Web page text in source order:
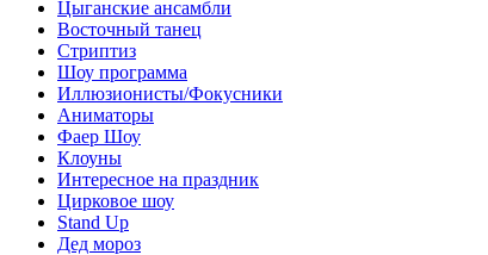
Цыганские ансамбли
Восточный танец
Стриптиз
Шоу программа
Иллюзионисты/Фокусники
Аниматоры
Фаер Шоу
Клоуны
Интересное на праздник
Цирковое шоу
Stand Up
Дед мороз